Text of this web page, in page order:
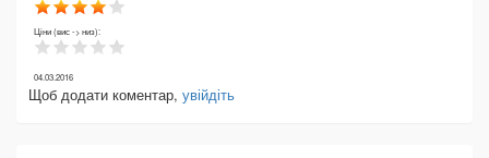
Ціни (вис -> низ):
04.03.2016
Щоб додати коментар, увійдіть